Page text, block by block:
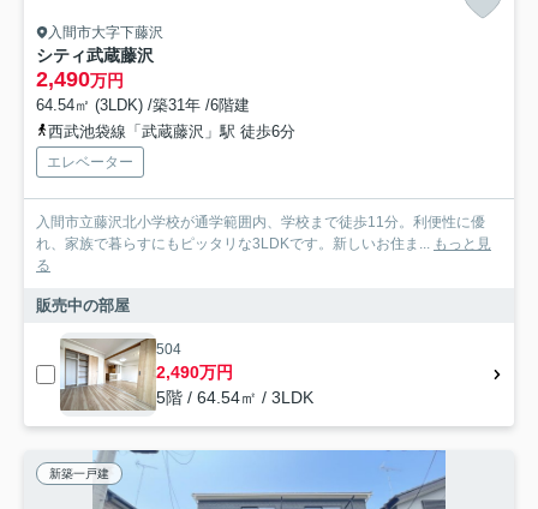
入間市大字下藤沢
シティ武蔵藤沢
2,490万円
64.54㎡ (3LDK) /築31年 /6階建
西武池袋線「武蔵藤沢」駅 徒歩6分
エレベーター
入間市立藤沢北小学校が通学範囲内、学校まで徒歩11分。利便性に優
れ、家族で暮らすにもピッタリな3LDKです。新しいお住ま... もっと見
る
販売中の部屋
504
2,490万円
5階 / 64.54㎡ / 3LDK
新築一戸建